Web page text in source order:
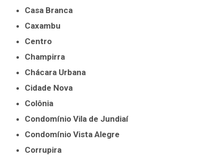
Casa Branca
Caxambu
Centro
Champirra
Chácara Urbana
Cidade Nova
Colônia
Condomínio Vila de Jundiaí
Condomínio Vista Alegre
Corrupira